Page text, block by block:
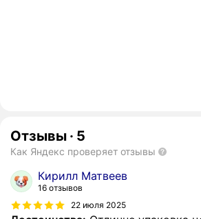
Отзывы · 5
Как Яндекс проверяет отзывы
Кирилл Матвеев
16 отзывов
22 июля 2025